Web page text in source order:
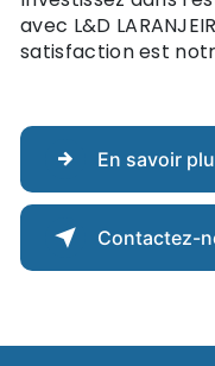
avec L&D
satisfaction est
En savoir
Contactez-